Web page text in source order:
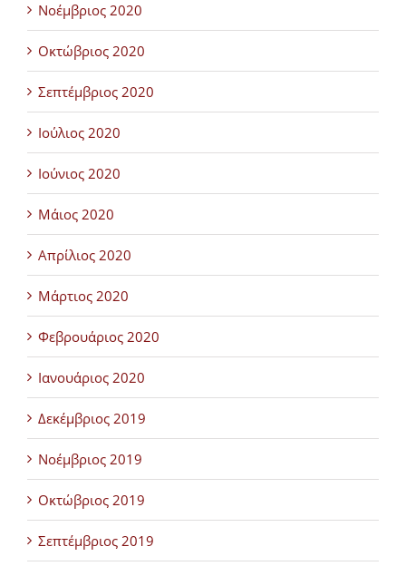
Νοέμβριος 2020
Οκτώβριος 2020
Σεπτέμβριος 2020
Ιούλιος 2020
Ιούνιος 2020
Μάιος 2020
Απρίλιος 2020
Μάρτιος 2020
Φεβρουάριος 2020
Ιανουάριος 2020
Δεκέμβριος 2019
Νοέμβριος 2019
Οκτώβριος 2019
Σεπτέμβριος 2019